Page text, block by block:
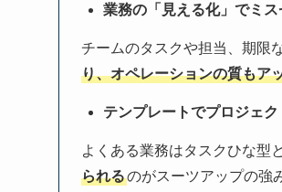
業務の「見える化」でミス
チームのタスクや担当、期限
り、オペレーションの質もア
テンプレートでプロジェ
よくある業務はタスクひな型
られるのがスーツアップの強